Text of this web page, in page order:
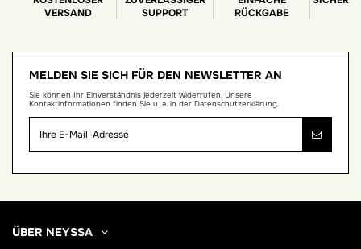
VERSAND
SUPPORT
RÜCKGABE
MELDEN SIE SICH FÜR DEN NEWSLETTER AN
Sie können Ihr Einverständnis jederzeit widerrufen. Unsere
Kontaktinformationen finden Sie u. a. in der Datenschutzerklärung.
ÜBER NEYSSA